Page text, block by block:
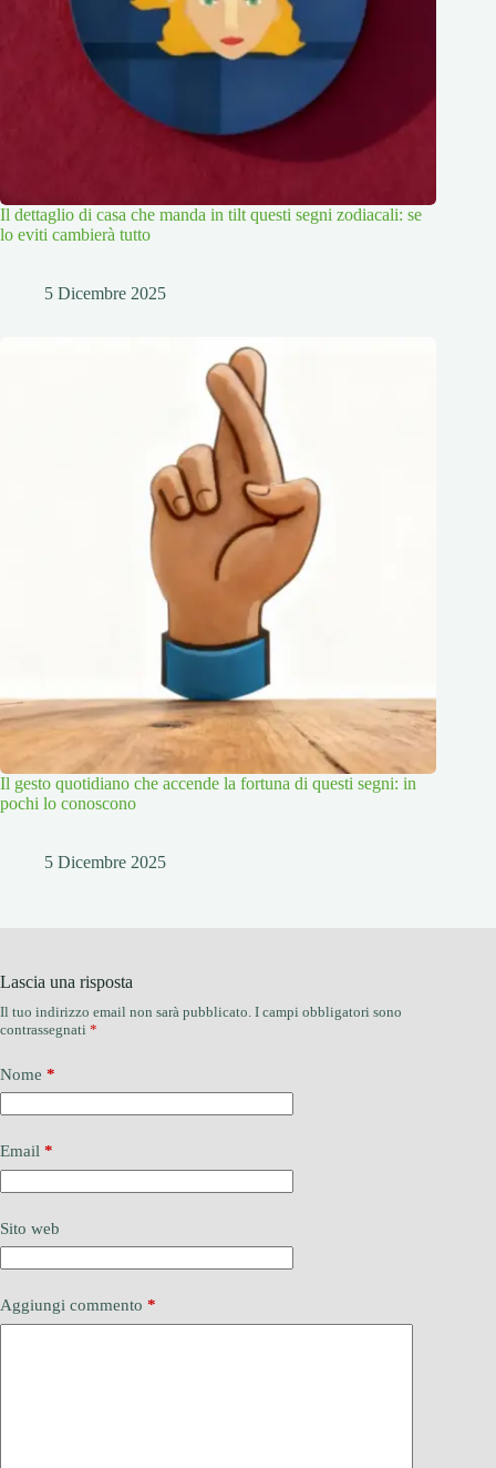
Il dettaglio di casa che manda in tilt questi segni zodiacali: se
lo eviti cambierà tutto
5 Dicembre 2025
Il gesto quotidiano che accende la fortuna di questi segni: in
pochi lo conoscono
5 Dicembre 2025
Lascia una risposta
Il tuo indirizzo email non sarà pubblicato. I campi obbligatori sono
contrassegnati *
Nome *
Email *
Sito web
Aggiungi commento *